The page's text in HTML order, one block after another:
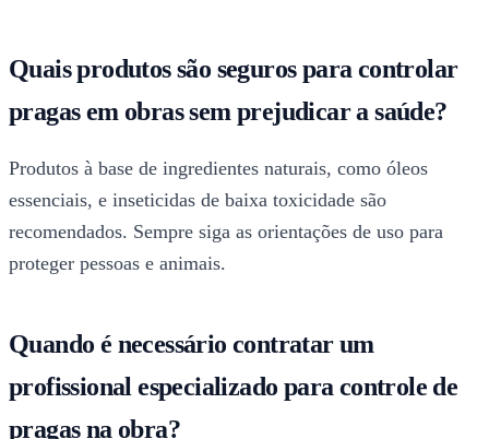
Quais produtos são seguros para controlar
pragas em obras sem prejudicar a saúde?
Produtos à base de ingredientes naturais, como óleos
essenciais, e inseticidas de baixa toxicidade são
recomendados. Sempre siga as orientações de uso para
proteger pessoas e animais.
Quando é necessário contratar um
profissional especializado para controle de
pragas na obra?